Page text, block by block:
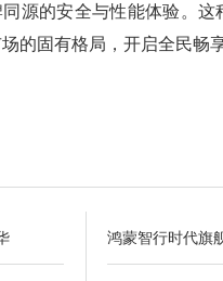
源的安全与性能体验。这
的固有格局，开启全民畅
鸿蒙智行时代旗